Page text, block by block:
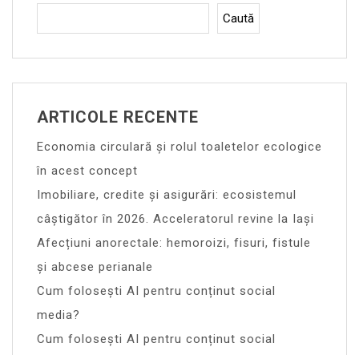
Caută
ARTICOLE RECENTE
Economia circulară și rolul toaletelor ecologice
în acest concept
Imobiliare, credite și asigurări: ecosistemul
câștigător în 2026. Acceleratorul revine la Iași
Afecțiuni anorectale: hemoroizi, fisuri, fistule
și abcese perianale
Cum folosești AI pentru conținut social
media?
Cum folosești AI pentru conținut social